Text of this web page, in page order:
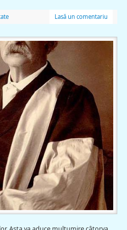
Lasă un comentariu